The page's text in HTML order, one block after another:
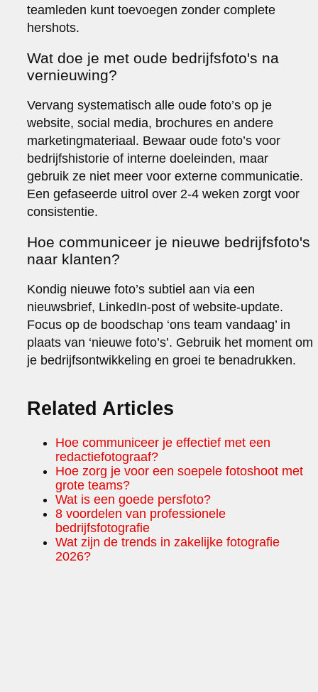
teamleden kunt toevoegen zonder complete
hershots.
Wat doe je met oude bedrijfsfoto's na
vernieuwing?
Vervang systematisch alle oude foto’s op je
website, social media, brochures en andere
marketingmateriaal. Bewaar oude foto’s voor
bedrijfshistorie of interne doeleinden, maar
gebruik ze niet meer voor externe communicatie.
Een gefaseerde uitrol over 2-4 weken zorgt voor
consistentie.
Hoe communiceer je nieuwe bedrijfsfoto's
naar klanten?
Kondig nieuwe foto’s subtiel aan via een
nieuwsbrief, LinkedIn-post of website-update.
Focus op de boodschap ‘ons team vandaag’ in
plaats van ‘nieuwe foto’s’. Gebruik het moment om
je bedrijfsontwikkeling en groei te benadrukken.
Related Articles
Hoe communiceer je effectief met een
redactiefotograaf?
Hoe zorg je voor een soepele fotoshoot met
grote teams?
Wat is een goede persfoto?
8 voordelen van professionele
bedrijfsfotografie
Wat zijn de trends in zakelijke fotografie
2026?